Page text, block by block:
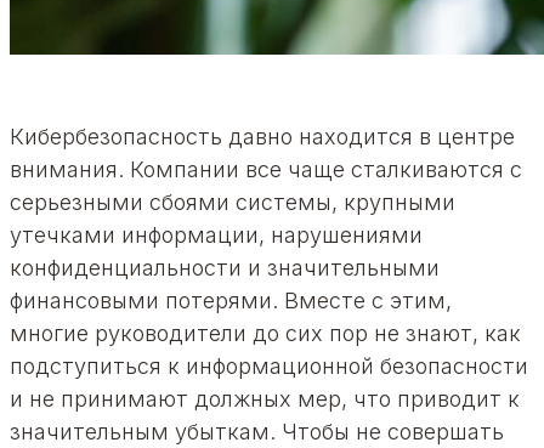
Кибербезопасность давно находится в центре
внимания. Компании все чаще сталкиваются с
серьезными сбоями системы, крупными
утечками информации, нарушениями
конфиденциальности и значительными
финансовыми потерями. Вместе с этим,
многие руководители до сих пор не знают, как
подступиться к информационной безопасности
и не принимают должных мер, что приводит к
значительным убыткам. Чтобы не совершать